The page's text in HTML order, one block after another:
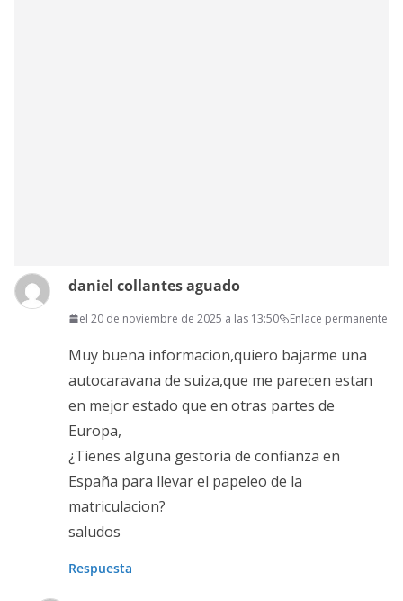
daniel collantes aguado
el 20 de noviembre de 2025 a las 13:50 Enlace permanente
Muy buena informacion,quiero bajarme una
autocaravana de suiza,que me parecen estan
en mejor estado que en otras partes de
Europa,
¿Tienes alguna gestoria de confianza en
España para llevar el papeleo de la
matriculacion?
saludos
Respuesta